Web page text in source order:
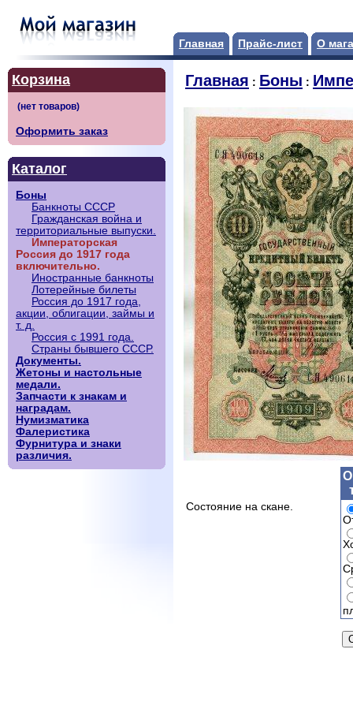
Главная Прайс-лист О
Корзина
Оформить заказ
Каталог
Боны
Банкноты СССР
Гражданская война и
территориальные выпуски.
Императорская
Россия до 1917 года
включительно.
Иностранные банкноты
Лотерейные билеты
Россия до 1917 года,
акции, облигации, займы и
т. д.
Россия с 1991 года.
Страны бывшего СССР.
Документы.
Жетоны и настольные
медали.
Запчасти к знакам и
наградам.
Нумизматика
Фалеристика
Фурнитура и знаки
различия.
Главная : Боны :
Состояние на скане.